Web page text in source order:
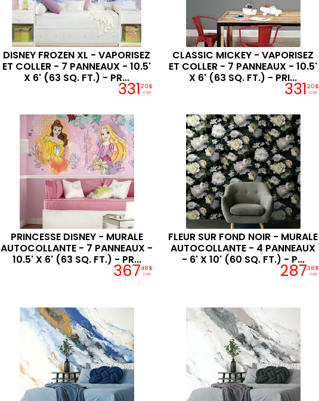
DISNEY FROZEN XL - VAPORISEZ
ET COLLER - 7 PANNEAUX - 10.5'
X 6' (63 SQ. FT.) - PR...
33120$
CAD
CLASSIC MICKEY - VAPORISEZ
ET COLLER - 7 PANNEAUX - 10.5'
X 6' (63 SQ. FT.) - PRI...
33120$
CAD
PRINCESSE DISNEY - MURALE
AUTOCOLLANTE - 7 PANNEAUX -
10.5' X 6' (63 SQ. FT.) - PR...
36748$
CAD
FLEUR SUR FOND NOIR - MURALE
AUTOCOLLANTE - 4 PANNEAUX
- 6' X 10' (60 SQ. FT.) - P...
28738$
CAD